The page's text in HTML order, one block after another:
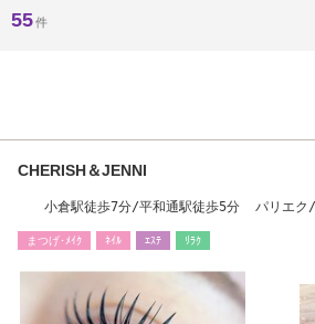
55件
CHERISH＆JENNI
小倉駅徒歩7分/平和通駅徒歩5分 パリエク/
まつげ･ﾒｲｸ ﾈｲﾙ ｴｽﾃ ﾘﾗｸ